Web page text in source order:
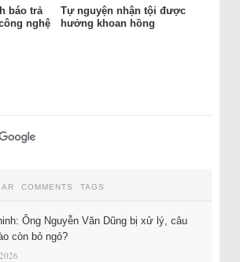
báo trả
nghệ
Tự nguyện nhận tội được
hưởng khoan hồng
COMMENTS TAGS
Ông Nguyễn Văn Dũng bị xử lý, câu
còn bỏ ngỏ?